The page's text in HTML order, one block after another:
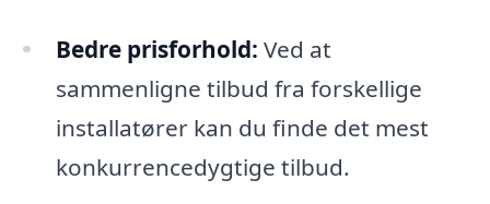
Bedre prisforhold: Ved at
sammenligne tilbud fra forskellige
installatører kan du finde det mest
konkurrencedygtige tilbud.